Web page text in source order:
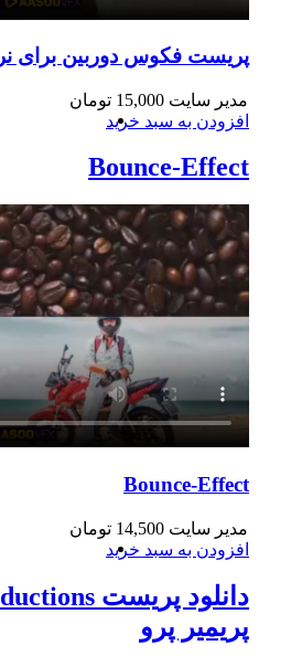
پریست فکوس دوربین برای
مدیر سایت 15,000 تومان
افزودن به سبد خرید
Bounce-Effect
Bounce-Effect
مدیر سایت 14,500 تومان
افزودن به سبد خرید
پریمیر پرو